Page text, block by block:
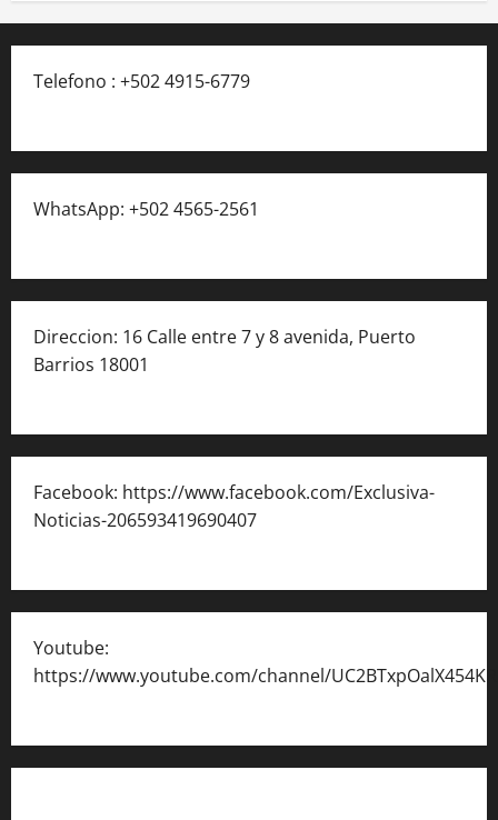
Telefono : +502 4915-6779
WhatsApp: +502 4565-2561
Direccion: 16 Calle entre 7 y 8 avenida, Puerto
Barrios 18001
Facebook: https://www.facebook.com/Exclusiva-
Noticias-206593419690407
Youtube:
https://www.youtube.com/channel/